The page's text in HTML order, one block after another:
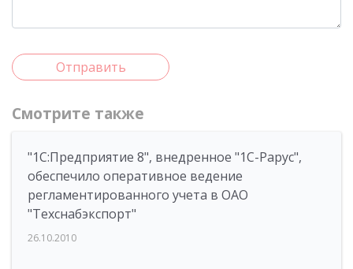
Отправить
Смотрите также
"1С:Предприятие 8", внедренное "1С-Рарус",
обеспечило оперативное ведение
регламентированного учета в ОАО
"Техснабэкспорт"
26.10.2010